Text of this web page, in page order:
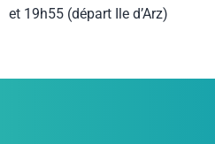
et 19h55 (départ Ile d’Arz)